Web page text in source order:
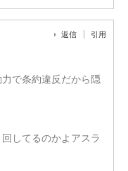
返信 引用
で条約違反だから隠
してるのかよアスラ